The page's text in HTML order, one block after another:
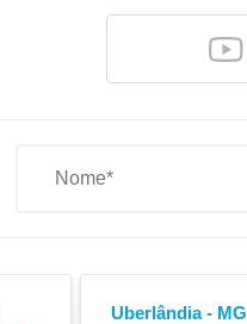
Uberlândia - MG